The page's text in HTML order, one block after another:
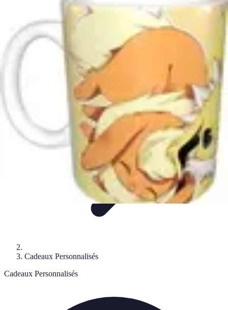
Écologie Technologie Personnalisation
Idées Cadeaux Papa
Cadeaux Personnalisés
Cadeaux Personnalisés